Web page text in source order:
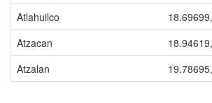
Atlahuilco
Atzacan
Atzalan